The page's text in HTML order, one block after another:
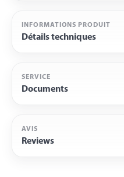
INFORMATIONS PRODUIT
Détails techniques
SERVICE
Documents
AVIS
Reviews